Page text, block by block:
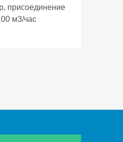
присоединение
м3/час